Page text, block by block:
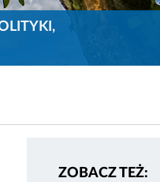
ZOBACZ TEŻ: